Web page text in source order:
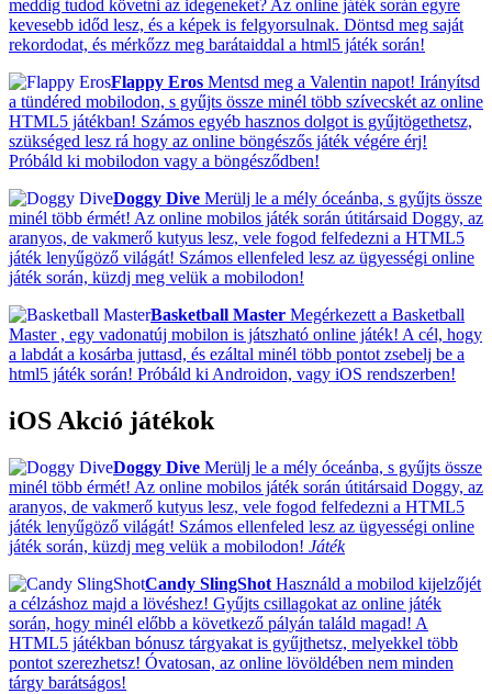
meddig tudod követni az idegeneket? Az online játék során egyre
kevesebb időd lesz, és a képek is felgyorsulnak. Döntsd meg saját
rekordodat, és mérkőzz meg barátaiddal a html5 játék során!
Flappy Eros Mentsd meg a Valentin napot! Irányítsd
a tündéred mobilodon, s gyűjts össze minél több szívecskét az online
HTML5 játékban! Számos egyéb hasznos dolgot is gyűjtögethetsz,
szükséged lesz rá hogy az online böngészős játék végére érj!
Próbáld ki mobilodon vagy a böngésződben!
Doggy Dive Merülj le a mély óceánba, s gyűjts össze
minél több érmét! Az online mobilos játék során útitársaid Doggy, az
aranyos, de vakmerő kutyus lesz, vele fogod felfedezni a HTML5
játék lenyűgöző világát! Számos ellenfeled lesz az ügyességi online
játék során, küzdj meg velük a mobilodon!
Basketball Master Megérkezett a Basketball
Master , egy vadonatúj mobilon is játszható online játék! A cél, hogy
a labdát a kosárba juttasd, és ezáltal minél több pontot zsebelj be a
html5 játék során! Próbáld ki Androidon, vagy iOS rendszerben!
iOS Akció játékok
Doggy Dive Merülj le a mély óceánba, s gyűjts össze
minél több érmét! Az online mobilos játék során útitársaid Doggy, az
aranyos, de vakmerő kutyus lesz, vele fogod felfedezni a HTML5
játék lenyűgöző világát! Számos ellenfeled lesz az ügyességi online
játék során, küzdj meg velük a mobilodon! Játék
Candy SlingShot Használd a mobilod kijelzőjét
a célzáshoz majd a lövéshez! Gyűjts csillagokat az online játék
során, hogy minél előbb a következő pályán találd magad! A
HTML5 játékban bónusz tárgyakat is gyűjthetsz, melyekkel több
pontot szerezhetsz! Óvatosan, az online lövöldében nem minden
tárgy barátságos!